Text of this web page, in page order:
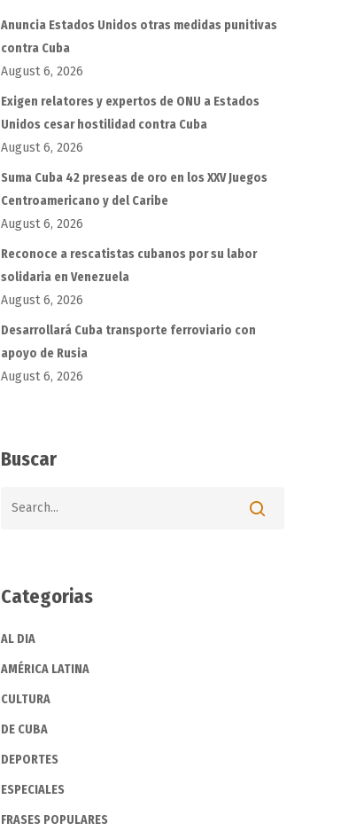
Anuncia Estados Unidos otras medidas punitivas
contra Cuba
August 6, 2026
Exigen relatores y expertos de ONU a Estados
Unidos cesar hostilidad contra Cuba
August 6, 2026
Suma Cuba 42 preseas de oro en los XXV Juegos
Centroamericano y del Caribe
August 6, 2026
Reconoce a rescatistas cubanos por su labor
solidaria en Venezuela
August 6, 2026
Desarrollará Cuba transporte ferroviario con
apoyo de Rusia
August 6, 2026
Buscar
Categorias
AL DIA
AMÉRICA LATINA
CULTURA
DE CUBA
DEPORTES
ESPECIALES
FRASES POPULARES